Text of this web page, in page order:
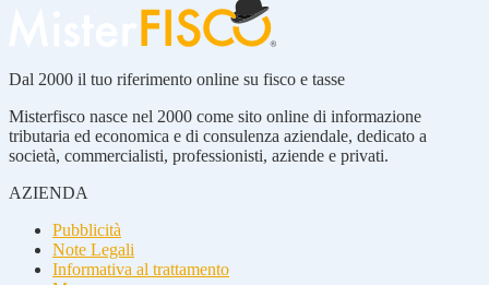
Dal 2000 il tuo riferimento online su fisco e tasse
Misterfisco nasce nel 2000 come sito online di informazione
tributaria ed economica e di consulenza aziendale, dedicato a
società, commercialisti, professionisti, aziende e privati.
AZIENDA
Pubblicità
Note Legali
Informativa al trattamento